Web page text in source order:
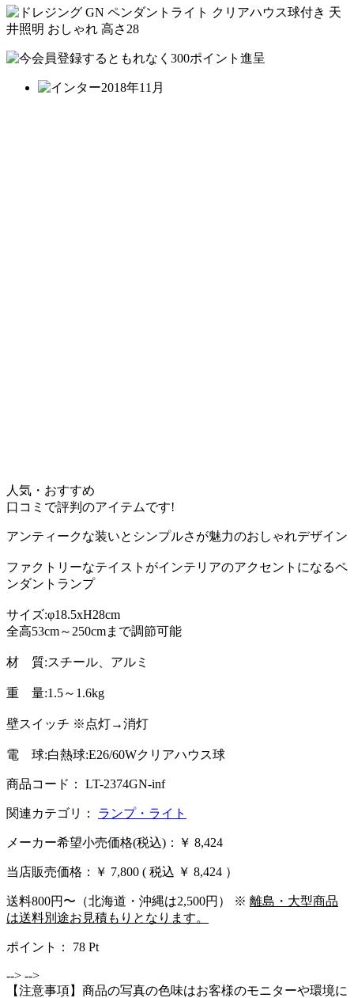
人気・おすすめ
口コミで評判のアイテムです!
アンティークな装いとシンプルさが魅力のおしゃれデザイン
ファクトリーなテイストがインテリアのアクセントになるペ
ンダントランプ
サイズ:φ18.5xH28cm
全高53cm～250cmまで調節可能
材 質:スチール、アルミ
重 量:1.5～1.6kg
壁スイッチ ※点灯→消灯
電 球:白熱球:E26/60Wクリアハウス球
商品コード： LT-2374GN-inf
関連カテゴリ： ランプ・ライト
メーカー希望小売価格(税込)：￥ 8,424
当店販売価格： ￥ 7,800 ( 税込 ￥ 8,424 ）
送料800円〜（北海道・沖縄は2,500円） ※ 離島・大型商品
は送料別途お見積もりとなります。
ポイント： 78 Pt
--> -->
【注意事項】商品の写真の色味はお客様のモニターや環境に